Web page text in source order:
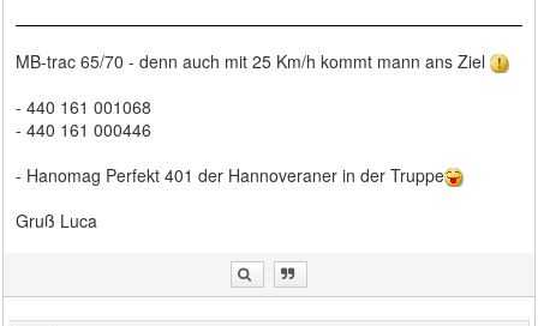
MB-trac 65/70 - denn auch mit 25 Km/h kommt mann ans Ziel
- 440 161 001068
- 440 161 000446
- Hanomag Perfekt 401 der Hannoveraner in der Truppe
Gruß Luca